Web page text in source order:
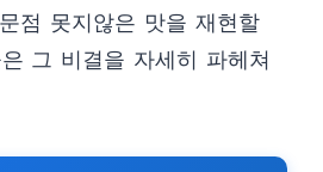
점 못지않은 맛을 재현할
그 비결을 자세히 파헤쳐